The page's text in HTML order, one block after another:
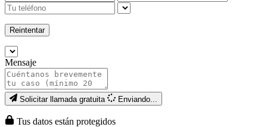
Reintentar
Mensaje
Solicitar llamada gratuita Enviando...
Tus datos están protegidos